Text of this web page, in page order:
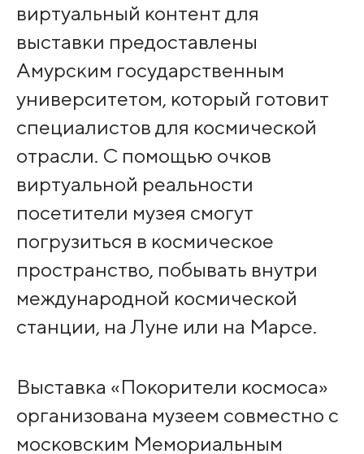
виртуальный контент для
выставки предоставлены
Амурским государственным
университетом, который готовит
специалистов для космической
отрасли. С помощью очков
виртуальной реальности
посетители музея смогут
погрузиться в космическое
пространство, побывать внутри
международной космической
станции, на Луне или на Марсе.
Выставка «Покорители космоса»
организована музеем совместно с
московским Мемориальным